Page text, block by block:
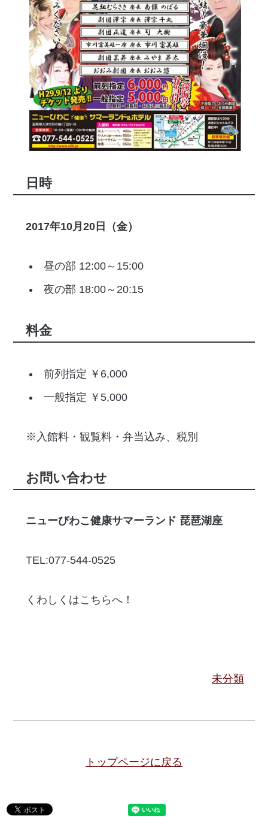
日時
2017年10月20日（金）
昼の部 12:00～15:00
夜の部 18:00～20:15
料金
前列指定 ￥6,000
一般指定 ￥5,000
※入館料・観覧料・弁当込み、税別
お問い合わせ
ニューびわこ健康サマーランド 琵琶湖座
TEL:077-544-0525
くわしくはこちらへ！
未分類
トップページに戻る